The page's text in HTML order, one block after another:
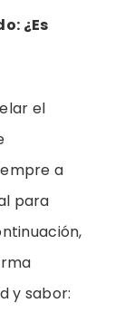
¿Es
el
a
para
y sabor: